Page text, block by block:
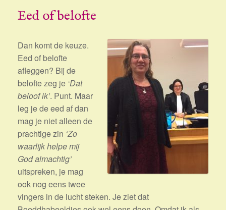
Eed of belofte
Dan komt de keuze.
Eed of belofte
afleggen? Bij de
belofte zeg je ‘Dat
beloof ik’. Punt. Maar
leg je de eed af dan
mag je niet alleen de
prachtige zin ‘Zo
waarlijk helpe mij
God almachtig’
uitspreken, je mag
ook nog eens twee
vingers in de lucht steken. Je ziet dat